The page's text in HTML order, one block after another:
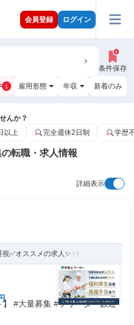
会員登録 ログイン
条件保存
1 雇用形態 年収 新着のみ
んか？
以上 完全週休2日制 学歴
転職・求人情報
詳細表示
✅️オススメの求人✨
#大量募集 #フリーター歓迎